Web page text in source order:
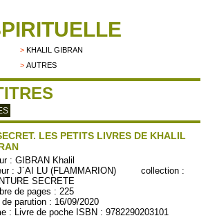
>KHALIL GIBRAN
>AUTRES
LES PETITS LIVRES DE KHALIL
:GIBRAN Khalil
:J´AI LU (FLAMMARION) collection :
SECRETE
de pages : 225
de parution : 16/09/2020
: Livre de poche ISBN : 9782290203101